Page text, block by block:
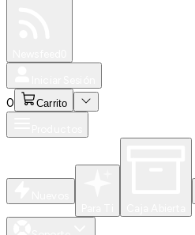
0 Carrito